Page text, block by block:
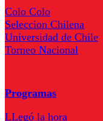
Colo Colo
Seleccion Chilena
Universidad de Chile
Torneo Nacional
Programas
LLegó la hora